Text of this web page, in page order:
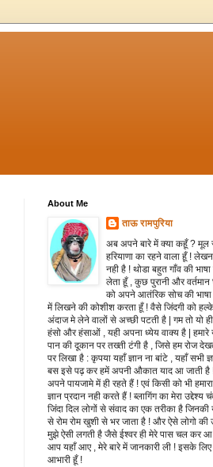
About Me
ताऊ रामपुरिया
अब अपने बारे में क्या कहूँ ? मूल
हरियाणा का रहने वाला हूँ !
नही है ! थोडा बहुत गाँव की
लेता हूँ , कुछ पुरानी और
को अपने आतंरिक सोच की भाषा
में लिखने की कोशीश करता हूँ ! वैसे जिंदगी को
अंदाज मे लेने वालों से अच्छी पटती है | गम तो यो ही
हंसो और हंसाओं , यही अपना ध्येय वाक्य है | हमारे
पान की दूकान पर तख्ती टंगी है , जिसे हम रोज
पर लिखा है : कृपया यहाँ ज्ञान ना बांटे , यहाँ सभी
बस इसे पढ़ कर हमें अपनी औकात याद आ जाती
अपने पायजामे में ही रहते हैं ! एवं किसी को भी
ज्ञान प्रदान नही करते हैं ! ब्लागिंग का मेरा उद्देश्य
जिंदा दिल लोगों से संवाद का एक तरीका है जिनकी
से रोम रोम खुशी से भर जाता है ! और ऐसे लोगो की
मुझे ऐसी लगती है जैसे ईश्वर ही मेरे पास चल कर आ
आप यहाँ आए , मेरे बारे में जानकारी ली ! इसके
आभारी हूँ !